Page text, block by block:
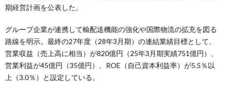
期経営計画を公表した。
グループ企業が連携して輸配送機能の強化や国際物流の拡充を図る
路線を明示。最終の27年度（28年3月期）の連結業績目標として、
営業収益（売上高に相当）が820億円（25年3月期実績751億円）、
営業利益が45億円（35億円）、ROE（自己資本利益率）が5.5％以
上（3.0％）と設定している。